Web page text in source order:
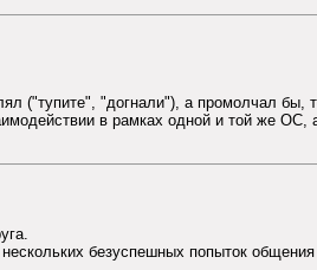
("тупите", "догнали"), а промолчал бы,
в рамках одной и той же ОС,
безуспешных попыток